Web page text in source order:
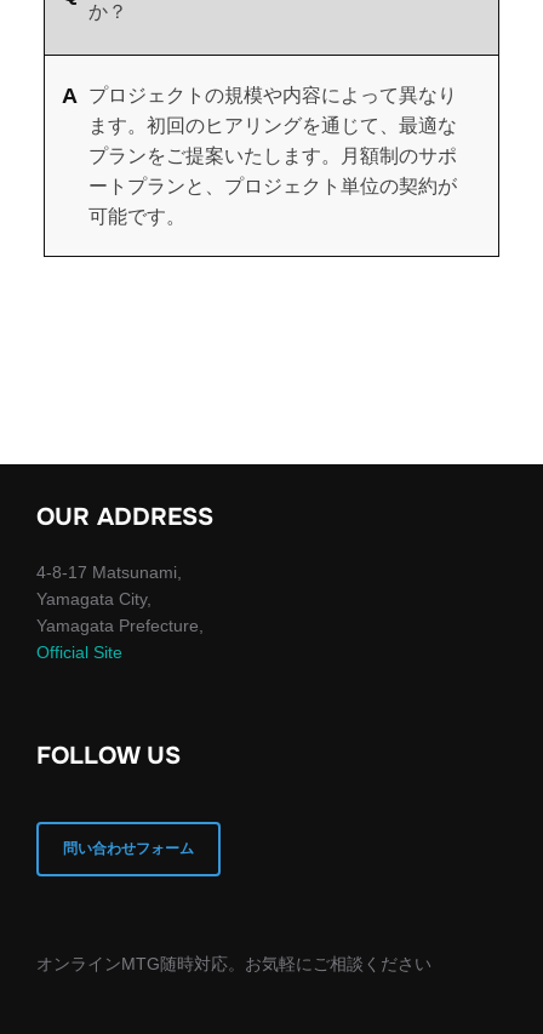
か？
プロジェクトの規模や内容によって異なり
ます。初回のヒアリングを通じて、最適な
プランをご提案いたします。月額制のサポ
ートプランと、プロジェクト単位の契約が
可能です。
OUR ADDRESS
4-8-17 Matsunami,
Yamagata City,
Yamagata Prefecture,
Official Site
FOLLOW US
問い合わせフォーム
オンラインMTG随時対応。お気軽にご相談ください